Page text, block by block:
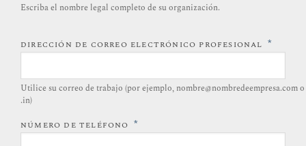
Escriba el nombre legal completo de su organización.
DIRECCIÓN DE CORREO ELECTRÓNICO PROFESIONAL *
Utilice su correo de trabajo (por ejemplo, nombre@nombredeempresa.com o
.in)
NÚMERO DE TELÉFONO *